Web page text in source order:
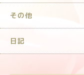
その他
日記